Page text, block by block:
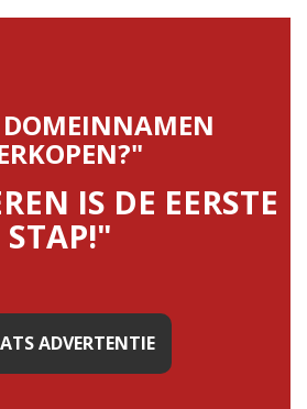
DOMEINNAMEN
IS DE EERSTE
STAP!"
ADVERTENTIE